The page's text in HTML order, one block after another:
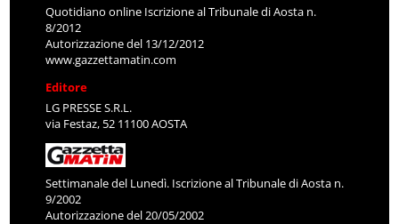
Quotidiano online Iscrizione al Tribunale di Aosta n.
8/2012
Autorizzazione del 13/12/2012
www.gazzettamatin.com
Editore
LG PRESSE S.R.L.
via Festaz, 52 11100 AOSTA
Settimanale del Lunedì. Iscrizione al Tribunale di Aosta n.
9/2002
Autorizzazione del 20/05/2002